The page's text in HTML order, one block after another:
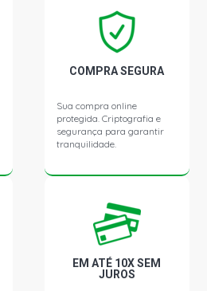
COMPRA SEGURA
Sua compra online
protegida. Criptografia e
segurança para garantir
tranquilidade.
EM ATÉ 10X SEM
JUROS